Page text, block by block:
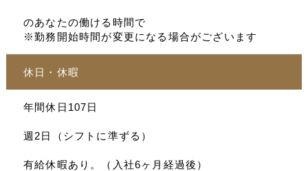
のあなたの働ける時間で
※勤務開始時間が変更になる場合がございます
休日・休暇
年間休日107日
週2日（シフトに準ずる）
有給休暇あり。（入社6ヶ月経過後）